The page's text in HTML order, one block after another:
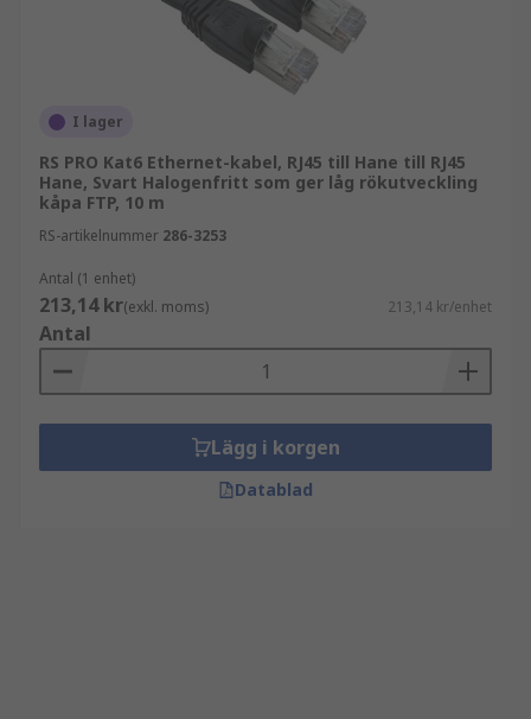
I lager
RS PRO Kat6 Ethernet-kabel, RJ45 till Hane till RJ45
Hane, Svart Halogenfritt som ger låg rökutveckling
kåpa FTP, 10 m
RS-artikelnummer 286-3253
Antal (1 enhet)
213,14 kr(exkl. moms) 213,14 kr/enhet
Antal
Lägg i korgen
Datablad